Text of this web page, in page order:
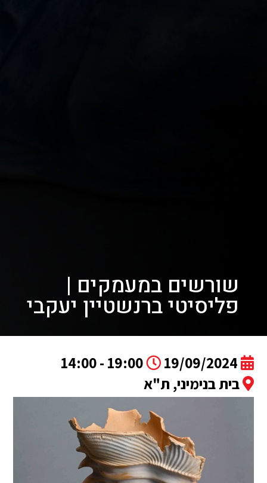
שורשים במעמקים |
פליסיטי ברנשטיין יעקבי
19:00 - 14:00
בית בנימיני, ת"א